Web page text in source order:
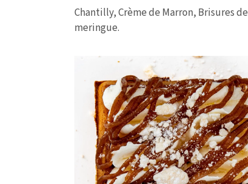
Chantilly, Crème de Marron, Brisures de
meringue.